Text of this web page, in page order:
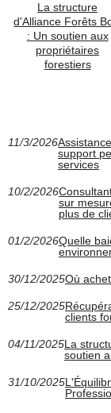
La structure
d'Alliance Forêts
: Un soutien aux
propriétaires
forestiers
11/3/2026
support
services
10/2/2026
sur
plus de
01/2/2026Quelle
30/12/2025Où
25/12/2025
clients
04/11/2025La
soutien
31/10/2025